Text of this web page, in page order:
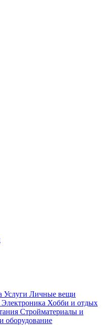
Услуги Личные вещи
Электроника Хобби и отдых
Стройматериалы и
оборудование